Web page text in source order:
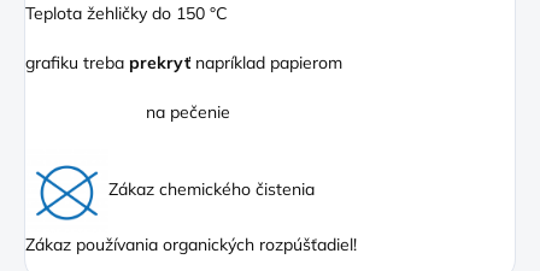
Teplota žehličky do 150 °C
grafiku treba prekryť napríklad papierom
na pečenie
Zákaz chemického čistenia
Zákaz používania organických rozpúšťadiel!